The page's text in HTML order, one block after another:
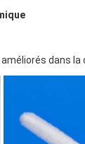
dans la